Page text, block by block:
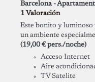
Barcelona -
1 Valoración
Este bonito y luminoso
un ambiente
(19,00 € pers./noche)
Acceso Internet
Aire
TV Satelite